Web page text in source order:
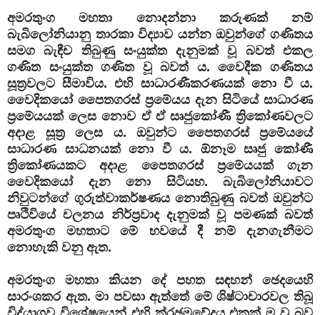
අමරතුංග මහතා නොදන්නා කරුණක් නම්
බැබිලෝනියානු තාරකා විද්‍යාව යන්න ඔවුන්ගේ ගණිතය
සමග බැඳීච තිබුණු සංයුක්ත දැනුමක් වූ බවත් එකල
ගණිත සංයුක්ත ගණිත වූ බවත් ය. වෛදීක ගණිතය
සූත්‍රවලට සීමාවිය. එහි සාධාරණීකරණයක් නො වී ය.
වෛදිකයෝ පෛතගරස් ප්‍රමේයය දැන සිටියේ සාධාරණ
ප්‍රමේයයක් ලෙස නොව ඒ ඒ සෘජුකෝණී ත්‍රිකෝණවලට
අදාළ සූත්‍ර ලෙස ය. ඔවුන්ට පෛතගරස් ප්‍රමේයයේ
සාධාරණ සාධනයක් නො වී ය. ඕනෑම සෘජු කෝණී
ත්‍රිකෝණයකට අදාළ පෛතගරස් ප්‍රමේයයක් ගැන
වෛදිකයෝ දැන නො සිටියහ. බැබිලෝනියාවට
නිවුටන්ගේ ගුරුත්වාකර්ෂණය නොතිබුණු බවත් ඔවුන්ට
පෘථිවියේ චලනය නිර්ප්‍රවාද දැනුමක් වූ පමණක් බවත්
අමරතුංග මහතාට මේ භවයේ දී නම් දැනගැනීමට
නොහැකි වනු ඇත.
අමරතුංග මහතා කියන දේ පහත සඳහන් ඡෙදයෙහි
සාරංශකර ඇත. මා පවසා ඇත්තේ මේ ශිෂ්ටාචාරවල තිබූ